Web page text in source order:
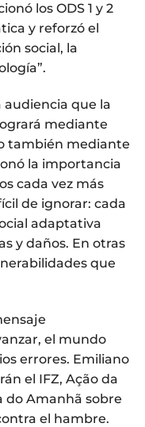
los ODS 1 y 2
y reforzó el
social, la
audiencia que la
mediante
también mediante
la importancia
cada vez más
de ignorar: cada
adaptativa
y daños. En otras
que
el mundo
errores. Emiliano
el IFZ, Ação da
do Amanhã sobre
el hambre.